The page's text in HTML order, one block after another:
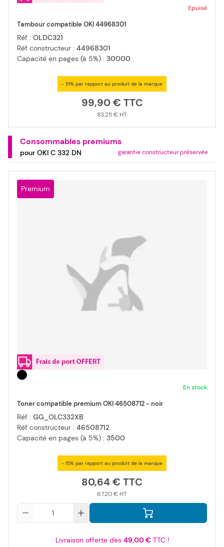
Epuisé
Tambour compatible OKI 44968301
Réf : OLDC321
Réf constructeur : 44968301
Capacité en pages (à 5%) : 30000
- 51% par rapport au produit de la marque
99,90 €
83,25 €
Consommables premiums
garantie constructeur préservée
pour OKI C 332 DN
Premium
En stock
Toner compatible premium OKI 46508712 - noir
Réf : GG_OLC332XB
Réf constructeur : 46508712
Capacité en pages (à 5%) : 3500
- 15% par rapport au produit de la marque
80,64 €
67,20 €
Livraison offerte dès 49,00 €TTC !